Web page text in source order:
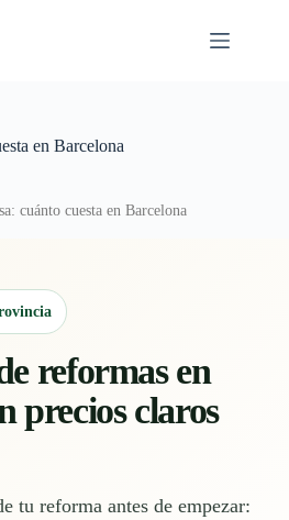
en Barcelona
cuánto cuesta en Barcelona
reformas en
precios claros
tu reforma antes de empezar: